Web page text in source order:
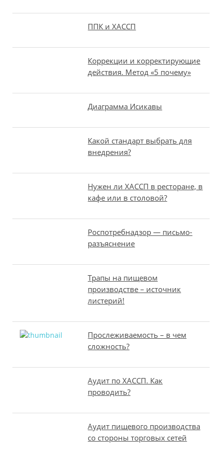
ППК и ХАССП
Коррекции и корректирующие
действия. Метод «5 почему»
Диаграмма Исикавы
Какой стандарт выбрать для
внедрения?
Нужен ли ХАССП в ресторане, в
кафе или в столовой?
Роспотребнадзор — письмо-
разъяснение
Трапы на пищевом
производстве – источник
листерий!
Прослеживаемость – в чем
сложность?
Аудит по ХАССП. Как
проводить?
Аудит пищевого производства
со стороны торговых сетей